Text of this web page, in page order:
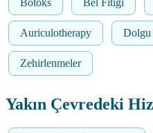
Botoks Bel Fıtığı
Auriculotherapy Dolgu
Zehirlenmeler
Yakın Çevredeki